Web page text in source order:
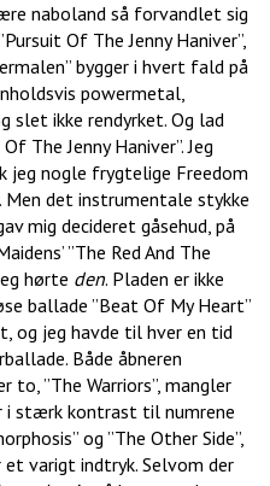
naboland så forvandlet sig
Of The Jenny Haniver”,
bygger i hvert fald på
powermetal,
slet ikke rendyrket. Og lad
The Jenny Haniver”. Jeg
nogle frygtelige Freedom
det instrumentale stykke
mig decideret gåsehud, på
”The Red And The
hørte den. Pladen er ikke
ballade ”Beat Of My Heart”
og jeg havde til hver en tid
Både åbneren
to, ”The Warriors”, mangler
i stærk kontrast til numrene
og ”The Other Side”,
varigt indtryk. Selvom der